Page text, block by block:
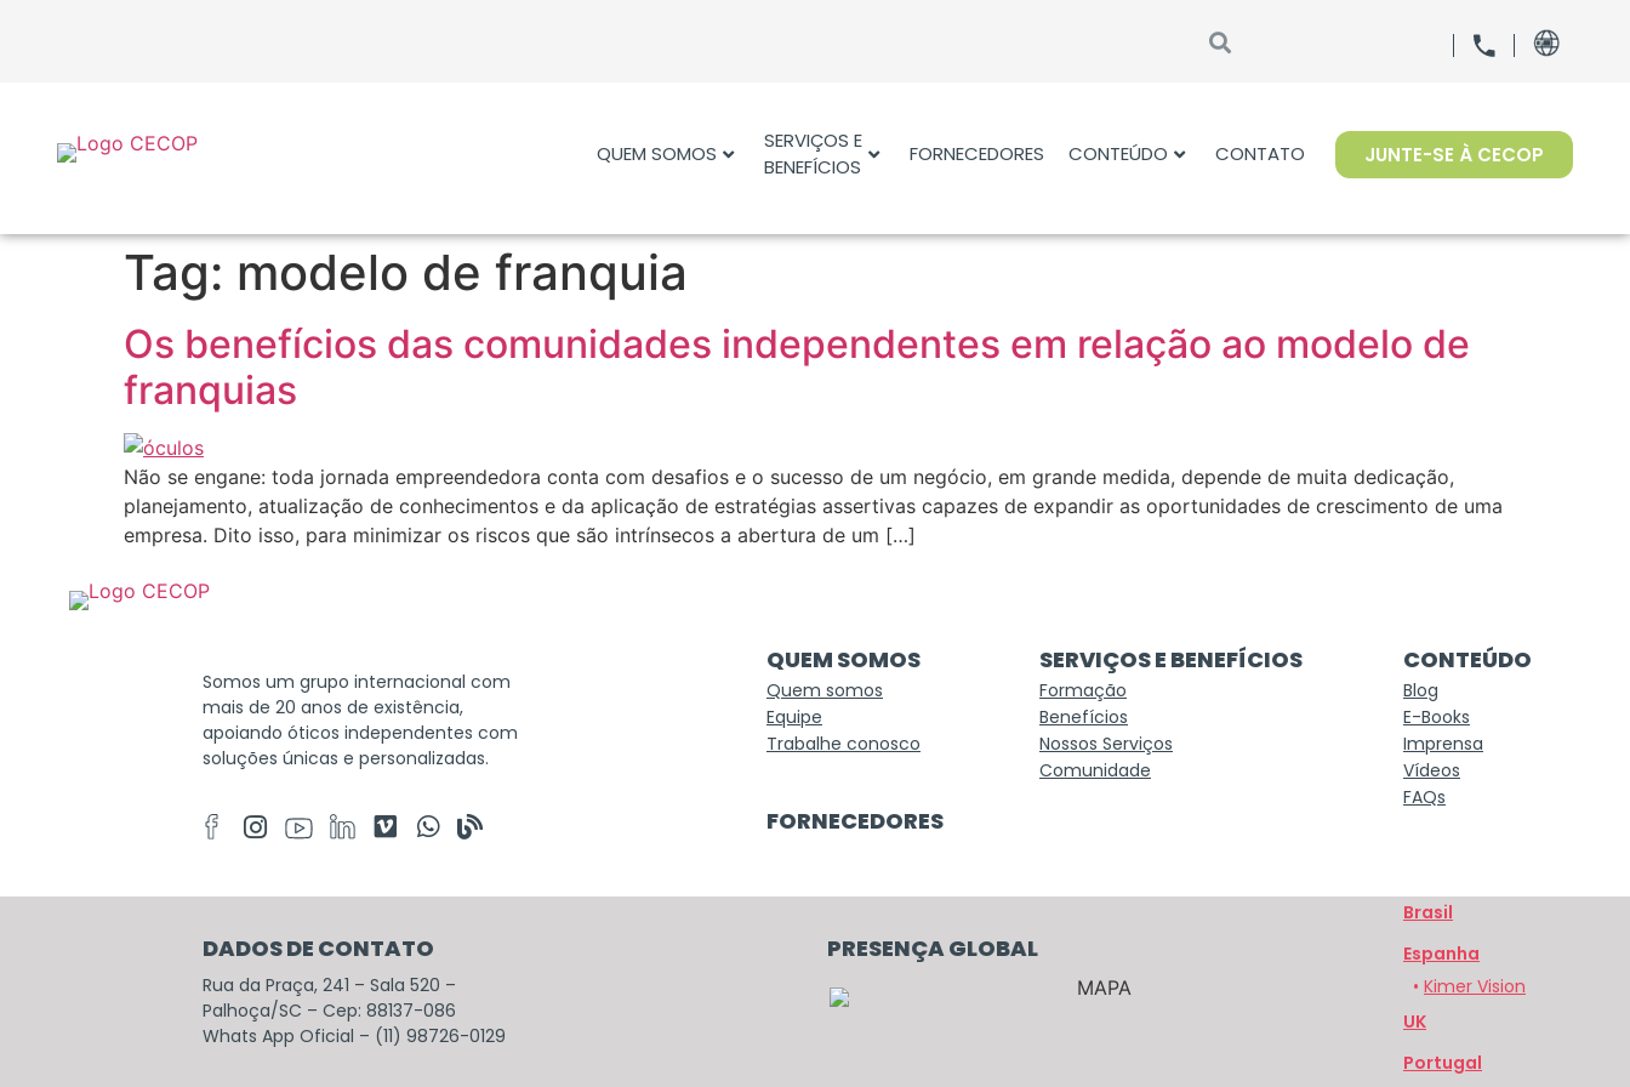
QUEM SOMOS
SERVIÇOS E
BENEFÍCIOS
FORNECEDORES CONTEÚDO CONTATO JUNTE-SE À CECOP
Tag: modelo de franquia
Os benefícios das comunidades independentes em relação ao modelo de
franquias
Não se engane: toda jornada empreendedora conta com desafios e o sucesso de um negócio, em grande medida, depende de muita dedicação,
planejamento, atualização de conhecimentos e da aplicação de estratégias assertivas capazes de expandir as oportunidades de crescimento de uma
empresa. Dito isso, para minimizar os riscos que são intrínsecos a abertura de um […]
Somos um grupo internacional com
mais de 20 anos de existência,
apoiando óticos independentes com
soluções únicas e personalizadas.
QUEM SOMOS
Quem somos
Equipe
Trabalhe conosco
FORNECEDORES
SERVIÇOS E BENEFÍCIOS
Formação
Benefícios
Nossos Serviços
Comunidade
CONTEÚDO
Blog
E-Books
Imprensa
Vídeos
FAQs
DADOS DE CONTATO
Rua da Praça, 241 – Sala 520 –
Palhoça/SC – Cep: 88137-086
Whats App Oficial – (11) 98726-0129
PRESENÇA GLOBAL
Brasil
Espanha
• Kimer Vision
UK
Portugal